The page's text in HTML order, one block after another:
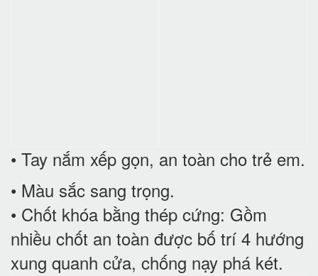
• Tay nắm xếp gọn, an toàn cho trẻ em.
• Màu sắc sang trọng.
• Chốt khóa bằng thép cứng: Gồm
nhiều chốt an toàn được bố trí 4 hướng
xung quanh cửa, chống nạy phá két.